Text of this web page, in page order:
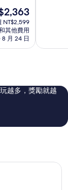
NT$2,599
其他費用
月 24 日
覺
夠
評
論
越多，獎勵就越